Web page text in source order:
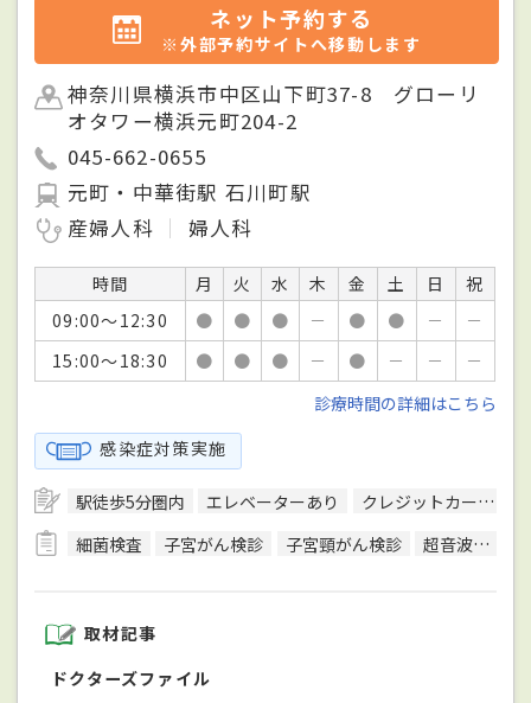
ネット予約する
※外部予約サイトへ移動します
神奈川県横浜市中区山下町37-8 グローリ
オタワー横浜元町204-2
045-662-0655
元町・中華街駅 石川町駅
産婦人科
婦人科
時間 月 火 水 木 金 土 日
祝
09:00～12:30
● ● ● － ● ● －
－
15:00～18:30
● ● ● － ● － －
－
診療時間の詳細はこちら
感染症対策実施
駅徒歩5分圏内 エレベーターあり
クレジットカード対応
細菌検査
子宮がん検診 子宮頸がん検診 超音波検査
取材記事
ドクターズファイル